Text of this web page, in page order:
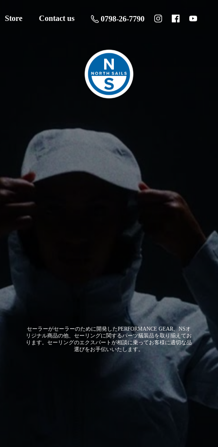
Store Contact us 0798-26-7790
セーラーがセーラーのために開発したPERFORMANCE GEAR、NSオ
リジナル商品の他、セーリングに関するパーツ艤装品を取り揃えてお
ります。セーリングのエクスパートが相談に乗ってお客様に適切な品
選びをお手伝いいたします。